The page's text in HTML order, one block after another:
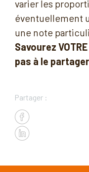
varier les
éventuellement
une note
Savourez
pas à le
Partager :